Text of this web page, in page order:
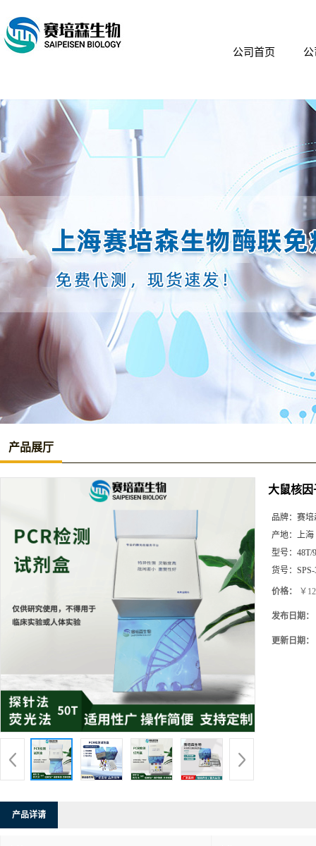
公司首页
产品展厅
大鼠核因
品牌： 赛培
产地： 上海
型号： 48T/
货号：
价格： ￥
发布日期：
更新日期：
产品详请